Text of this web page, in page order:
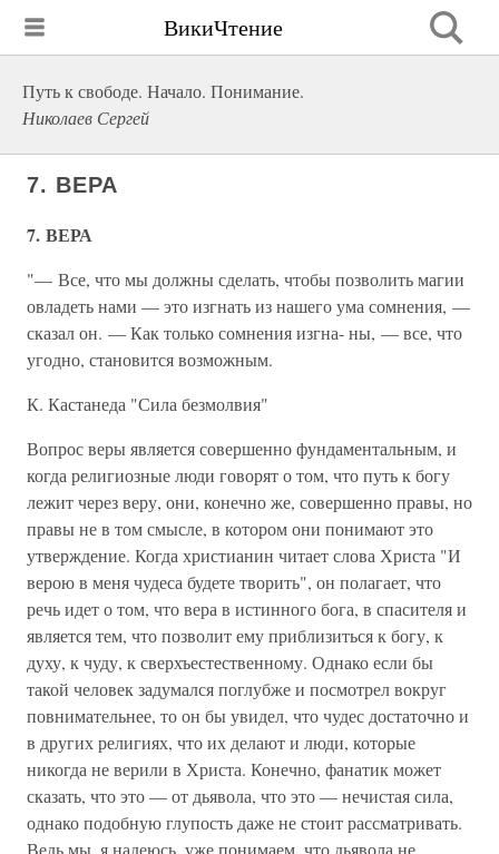
ВикиЧтение
Путь к свободе. Начало. Понимание.
Николаев Сергей
7. ВЕРА
7. ВЕРА
"— Все, что мы должны сделать, чтобы позволить магии
овладеть нами — это изгнать из нашего ума сомнения, —
сказал он. — Как только сомнения изгна- ны, — все, что
угодно, становится возможным.
К. Кастанеда "Сила безмолвия"
Вопрос веры является совершенно фундаментальным, и
когда религиозные люди говорят о том, что путь к богу
лежит через веру, они, конечно же, совершенно правы, но
правы не в том смысле, в котором они понимают это
утверждение. Когда христианин читает слова Христа "И
верою в меня чудеса будете творить", он полагает, что
речь идет о том, что вера в истинного бога, в спасителя и
является тем, что позволит ему приблизиться к богу, к
духу, к чуду, к сверхъестественному. Однако если бы
такой человек задумался поглубже и посмотрел вокруг
повнимательнее, то он бы увидел, что чудес достаточно и
в других религиях, что их делают и люди, которые
никогда не верили в Христа. Конечно, фанатик может
сказать, что это — от дьявола, что это — нечистая сила,
однако подобную глупость даже не стоит рассматривать.
Ведь мы, я надеюсь, уже понимаем, что дьявола не